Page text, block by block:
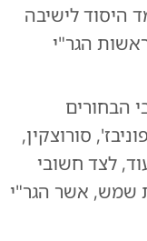
היסוד לישיבה
הגר"י
הבחורים
סורוצקין,
לצד חשובי
שמש, אשר הגר"י